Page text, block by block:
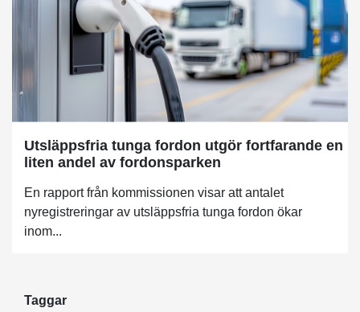
Utsläppsfria tunga fordon utgör fortfarande en
liten andel av fordonsparken
En rapport från kommissionen visar att antalet
nyregistreringar av utsläppsfria tunga fordon ökar
inom...
Taggar